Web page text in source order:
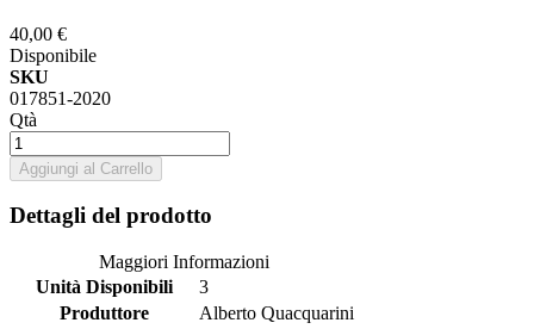
40,00 €
Disponibile
SKU
017851-2020
Qtà
Aggiungi al Carrello
Dettagli del prodotto
Maggiori Informazioni
Unità Disponibili
3
Produttore
Alberto Quacquarini